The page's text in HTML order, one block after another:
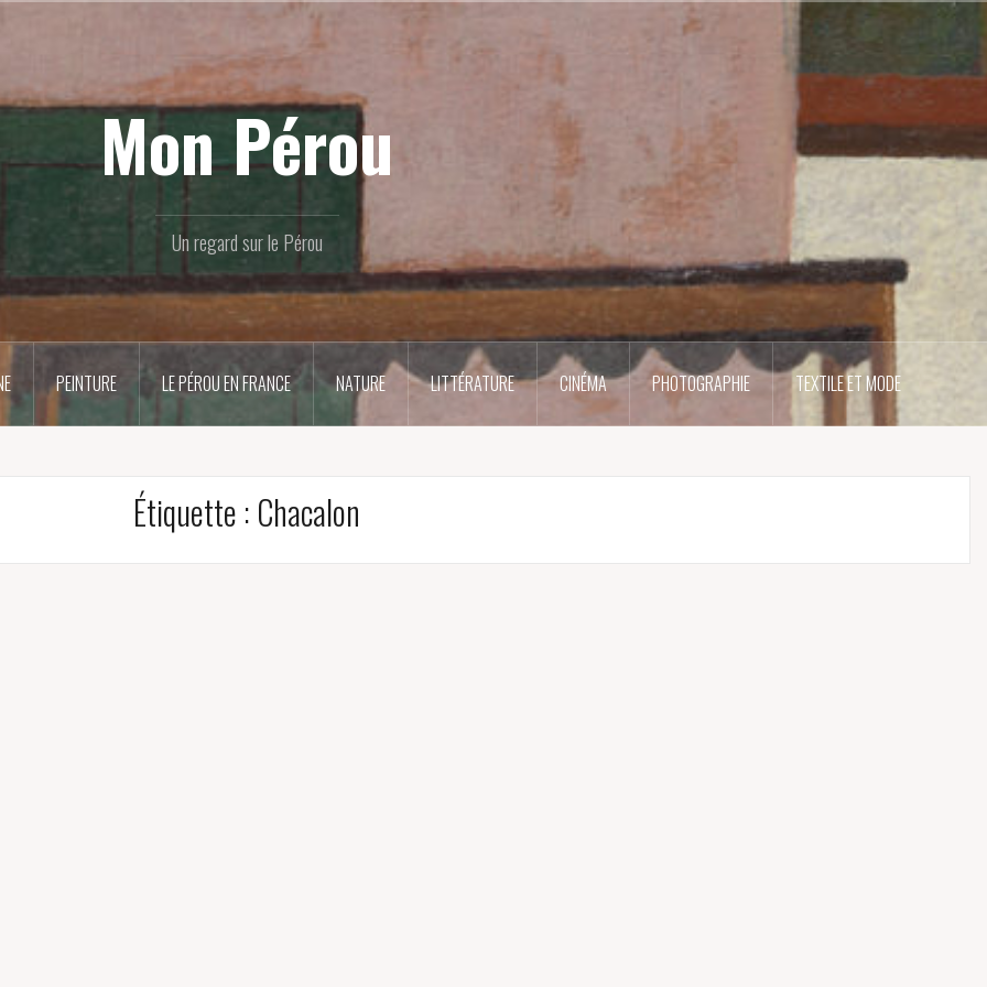
Mon Pérou
Un regard sur le Pérou
PEINTURE LE PÉROU EN FRANCE NATURE LITTÉRATURE CINÉMA PHOTOGRAPHIE TEXTILE ET MODE
Étiquette : Chacalon